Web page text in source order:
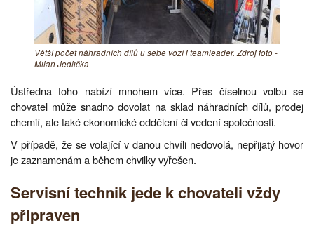
Větší počet náhradních dílů u sebe vozí i teamleader. Zdroj foto -
Milan Jedlička
Ústředna toho nabízí mnohem více. Přes číselnou volbu se
chovatel může snadno dovolat na sklad náhradních dílů, prodej
chemií, ale také ekonomické oddělení či vedení společnosti.
V případě, že se volající v danou chvíli nedovolá, nepřijatý hovor
je zaznamenám a během chvilky vyřešen.
Servisní technik jede k chovateli vždy
připraven